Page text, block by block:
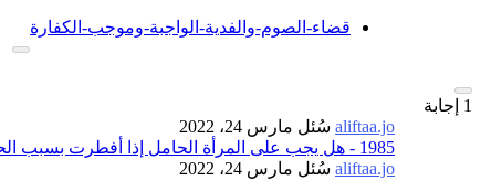
قضاء-الصوم-والفدية-الواجبة-وموجب-الكفارة
1 إجابة
aliftaa.jo سُئل مارس 24، 2022
1985 - هل يجب على المرأة الحامل إذا أفطرت بسبب الحمل قضاء وكذلك فدية؟
aliftaa.jo سُئل مارس 24، 2022